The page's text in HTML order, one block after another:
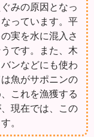
みの原因となっ
っています。平
実を水に混入さ
です。また、木
ンなどにも使わ
魚がサポニンの
これを漁獲する
現在では、この
。